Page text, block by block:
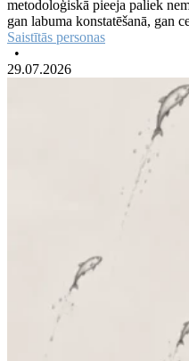
metodoloģiskā pieeja paliek
gan labuma konstatēšanā, gan
Saistītās personas
•
29.07.2026